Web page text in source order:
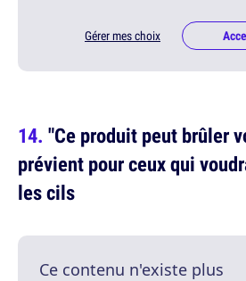
Gérer mes choix
"Ce produit peut brûler
prévient pour ceux qui
les cils
Ce contenu n'existe plus